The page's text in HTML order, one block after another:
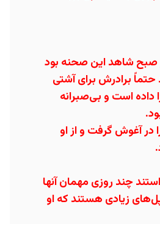
صبح شاهد این صحنه بود
برادرش برای آشتی
است و بی‌صبرانه
در آغوش گرفت و از او
چند روزی مهمان آنها
زیادی هستند که او